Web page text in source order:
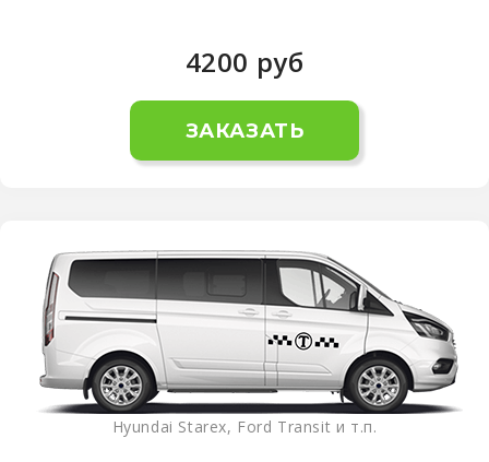
4200 руб
ЗАКАЗАТЬ
Hyundai Starex, Ford Transit и т.п.